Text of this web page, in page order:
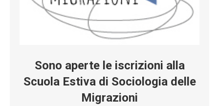
Sono aperte le iscrizioni alla
Scuola Estiva di Sociologia delle
Migrazioni